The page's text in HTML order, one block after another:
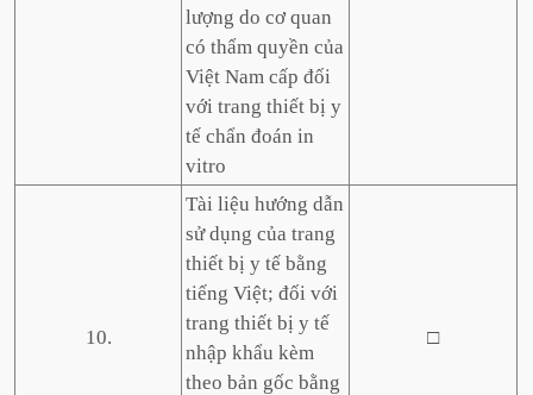
lượng do cơ quan
có thẩm quyền của
Việt Nam cấp đối
với trang thiết bị y
tế chẩn đoán in
vitro
10.
Tài liệu hướng dẫn
sử dụng của trang
thiết bị y tế bằng
tiếng Việt; đối với
trang thiết bị y tế
nhập khẩu kèm
theo bản gốc bằng
□